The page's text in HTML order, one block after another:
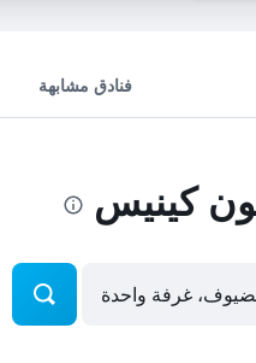
فنادق مشابهة
كينيس